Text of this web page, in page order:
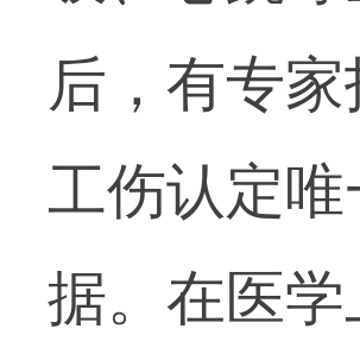
后，有专
工伤认定
据。在医